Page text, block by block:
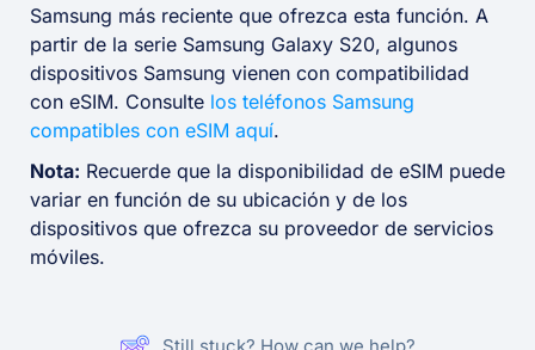
Samsung más reciente que ofrezca esta función. A
partir de la serie Samsung Galaxy S20, algunos
dispositivos Samsung vienen con compatibilidad
con eSIM. Consulte los teléfonos Samsung
compatibles con eSIM aquí.
Nota: Recuerde que la disponibilidad de eSIM puede
variar en función de su ubicación y de los
dispositivos que ofrezca su proveedor de servicios
móviles.
Still stuck? How can we help?